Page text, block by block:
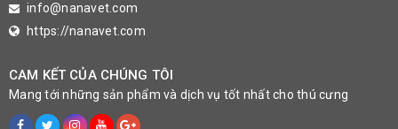
info@nanavet.com
https://nanavet.com
CAM KẾT CỦA CHÚNG TÔI
Mang tới những sản phẩm và dịch vụ tốt nhất cho thú cưng